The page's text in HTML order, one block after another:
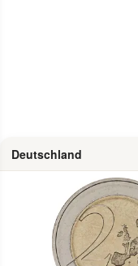
Deutschland